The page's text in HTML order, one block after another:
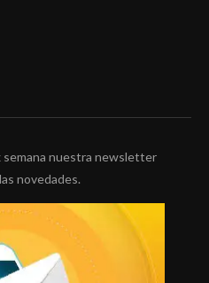
semana nuestra newsletter
novedades.